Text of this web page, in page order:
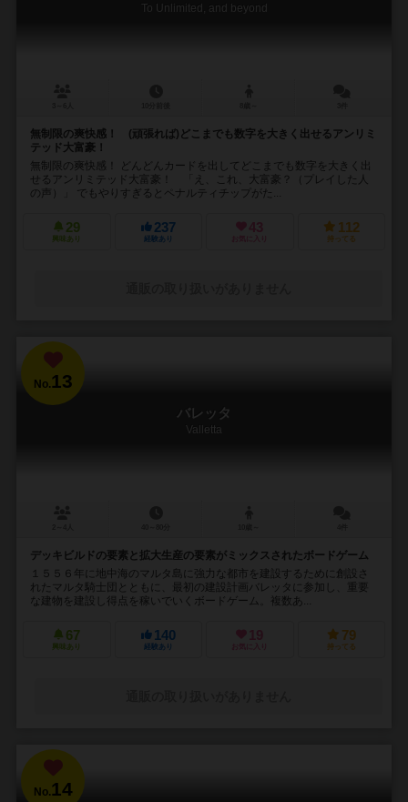
To Unlimited, and beyond
無制限の爽快感！ (頑張れば)どこまでも数字を大きく出せるアンリミ
テッド大富豪！
無制限の爽快感！ どんどんカードを出してどこまでも数字を大きく出
せるアンリミテッド大富豪！ 「え、これ、大富豪？（プレイした人
の声）」 でもやりすぎるとペナルティチップがた...
29
興味あり
237
経験あり
43
お気に入り
112
持ってる
No.13
バレッタ
Valletta
デッキビルドの要素と拡大生産の要素がミックスされたボードゲーム
１５５６年に地中海のマルタ島に強力な都市を建設するために創設さ
れたマルタ騎士団とともに、最初の建設計画バレッタに参加し、重要
な建物を建設し得点を稼いでいくボードゲーム。複数あ...
67
興味あり
140
経験あり
19
お気に入り
79
持ってる
No.14